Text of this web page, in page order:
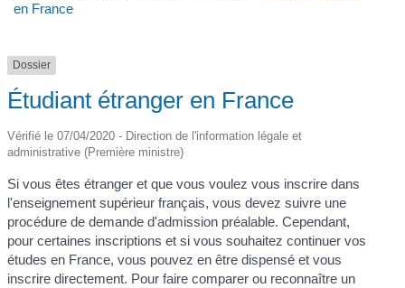
en France
Dossier
Étudiant étranger en France
Vérifié le 07/04/2020 - Direction de l'information légale et
administrative (Première ministre)
Si vous êtes étranger et que vous voulez vous inscrire dans
l'enseignement supérieur français, vous devez suivre une
procédure de demande d'admission préalable. Cependant,
pour certaines inscriptions et si vous souhaitez continuer vos
études en France, vous pouvez en être dispensé et vous
inscrire directement. Pour faire comparer ou reconnaître un